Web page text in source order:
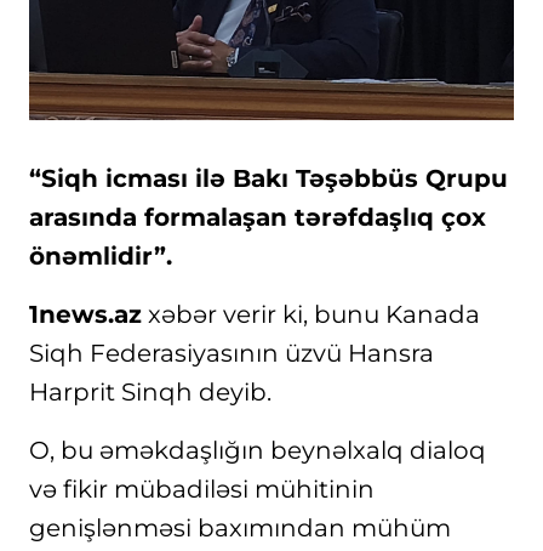
“Siqh icması ilə Bakı Təşəbbüs Qrupu
arasında formalaşan tərəfdaşlıq çox
önəmlidir”.
1news.az xəbər verir ki, bunu Kanada
Siqh Federasiyasının üzvü Hansra
Harprit Sinqh deyib.
O, bu əməkdaşlığın beynəlxalq dialoq
və fikir mübadiləsi mühitinin
genişlənməsi baxımından mühüm